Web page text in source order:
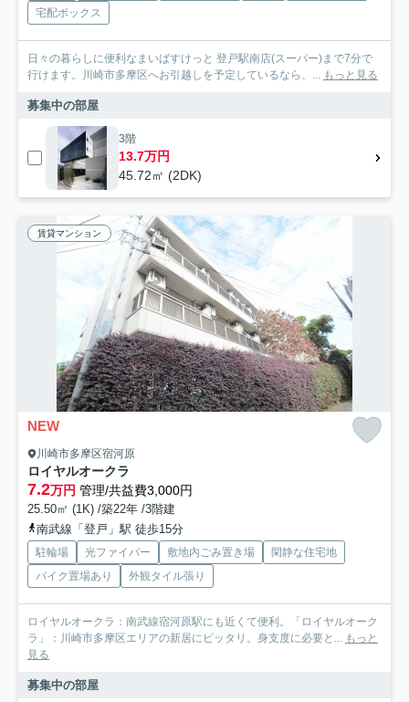
宅配ボックス
日々の暮らしに便利なまいばすけっと 登戸駅南店(スーパー)まで7分で
行けます。川崎市多摩区へお引越しを予定しているなら、... もっと見る
募集中の部屋
3階
13.7万円
45.72㎡ (2DK)
賃貸マンション
NEW
川崎市多摩区宿河原
ロイヤルオークラ
7.2万円 管理/共益費3,000円
25.50㎡ (1K) /築22年 /3階建
南武線「登戸」駅 徒歩15分
駐輪場 光ファイバー 敷地内ごみ置き場
閑静な住宅地
バイク置場あり
外観タイル張り
ロイヤルオークラ：南武線宿河原駅にも近くて便利。「ロイヤルオーク
ラ」：川崎市多摩区エリアの新居にピッタリ。身支度に必要と... もっと
見る
募集中の部屋